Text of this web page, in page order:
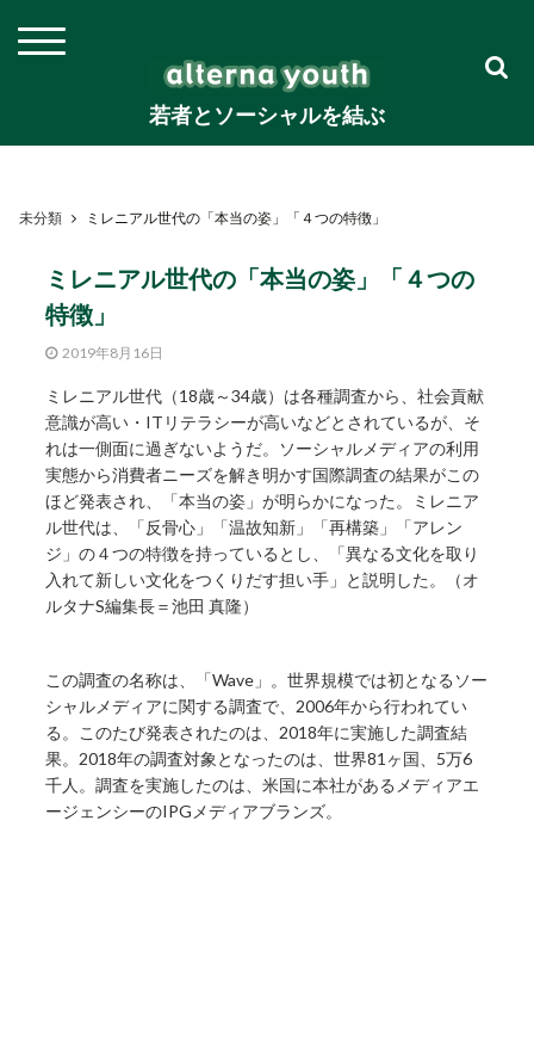
若者とソーシャルを結ぶ
未分類 ミレニアル世代の「本当の姿」「４つの特徴」
ミレニアル世代の「本当の姿」「４つの
特徴」
2019年8月16日
ミレニアル世代（18歳～34歳）は各種調査から、社会貢献
意識が高い・ITリテラシーが高いなどとされているが、そ
れは一側面に過ぎないようだ。ソーシャルメディアの利用
実態から消費者ニーズを解き明かす国際調査の結果がこの
ほど発表され、「本当の姿」が明らかになった。ミレニア
ル世代は、「反骨心」「温故知新」「再構築」「アレン
ジ」の４つの特徴を持っているとし、「異なる文化を取り
入れて新しい文化をつくりだす担い手」と説明した。（オ
ルタナS編集長＝池田 真隆）
この調査の名称は、「Wave」。世界規模では初となるソー
シャルメディアに関する調査で、2006年から行われてい
る。このたび発表されたのは、2018年に実施した調査結
果。2018年の調査対象となったのは、世界81ヶ国、5万6
千人。調査を実施したのは、米国に本社があるメディアエ
ージェンシーのIPGメディアブランズ。